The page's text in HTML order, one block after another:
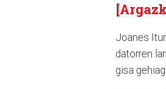
Joanes
datorren
gisa